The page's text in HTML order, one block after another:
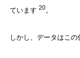
ています 20。
しかし、データはこの